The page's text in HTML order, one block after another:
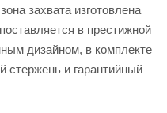
захвата изготовлена
в престижной
дизайном, в комплекте
стержень и гарантийный